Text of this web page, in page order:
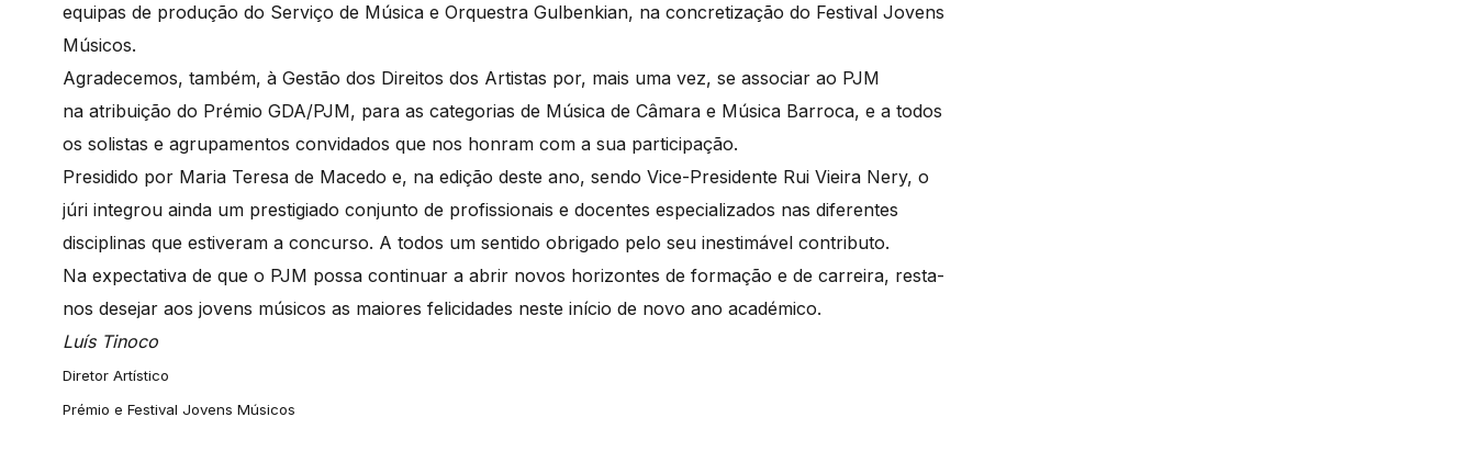
equipas de produção do Serviço de Música e Orquestra Gulbenkian, na concretização do Festival Jovens
Músicos.
Agradecemos, também, à Gestão dos Direitos dos Artistas por, mais uma vez, se associar ao PJM
na atribuição do Prémio GDA/PJM, para as categorias de Música de Câmara e Música Barroca, e a todos
os solistas e agrupamentos convidados que nos honram com a sua participação.
Presidido por Maria Teresa de Macedo e, na edição deste ano, sendo Vice-Presidente Rui Vieira Nery, o
júri integrou ainda um prestigiado conjunto de profissionais e docentes especializados nas diferentes
disciplinas que estiveram a concurso. A todos um sentido obrigado pelo seu inestimável contributo.
Na expectativa de que o PJM possa continuar a abrir novos horizontes de formação e de carreira, resta-
nos desejar aos jovens músicos as maiores felicidades neste início de novo ano académico.
Luís Tinoco
Diretor Artístico
Prémio e Festival Jovens Músicos